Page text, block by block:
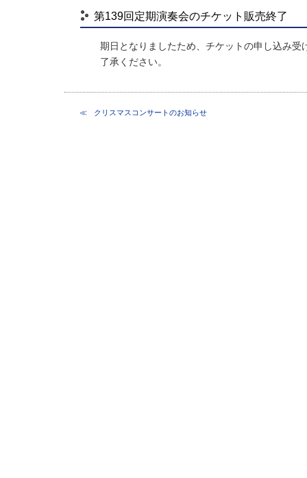
第139回定期演奏会のチケット販売終了
期日となりましたため、チケットの申し込み
了承ください。
クリスマスコンサートのお知らせ